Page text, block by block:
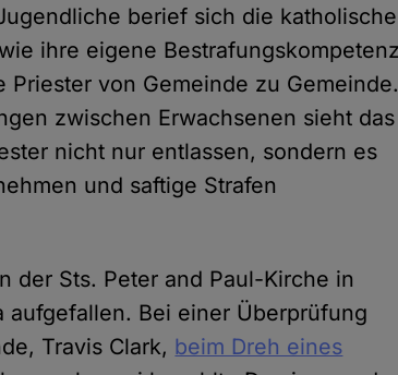
berief sich die katholische
ihre eigene Bestrafungskompetenz
von Gemeinde zu Gemeinde.
zwischen Erwachsenen sieht das
nicht nur entlassen, sondern es
und saftige Strafen
der Sts. Peter and Paul-Kirche in
aufgefallen. Bei einer Überprüfung
Travis Clark, beim Dreh eines